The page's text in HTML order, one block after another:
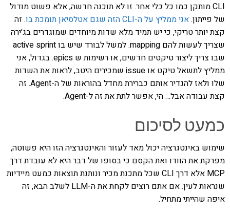
CLI מותקן כמו כל כלי אחר. זו לא תוכנה חדשה, אלא פשוט מודול
של פייתון.אני ממליץ על ה-CLI הזה שגם אטלסיאן תומכת בו
. זה
קצת יותר טריקי, כי יש תמיד מלא שדות מיוחדים שמוגדרים בג׳ירה
שצריך לעשות להם mapping. למשל לבורד שיש בו active sprint
שבו צריך ליצור טיקטים חדשים, או רשימות ש epics. בגדול, אני
ממליץ לתשאל טיקט או issue שמכירים היטב, לראות את השדות
שלו ולאז להגדיר אותם כברירת מחדל בהוראות של ה-Agent. זה
קצת עבודה אבל… הי, אפשר לתת את זה ל-Agent.
כמעט לסיכום
שימוש באינטגרציה יכול מאד לעזור והאינטגרציה הזו היא פשוטה,
מפרקת את הוודו ואת הקסם כי בסופו של דבר היא לא עובדת דרך
MCP אלא דרך CLI שכל מתכנת מכיר ונותנת תוצאות כמעט מיידיות
שנראות לעין. אם אתם רוצים לקחת את ה-LLM לשלב הבא, זה
איפה שהייתי מתחיל.